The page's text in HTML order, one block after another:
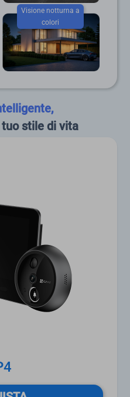
Visione notturna a
colori
stile di vita